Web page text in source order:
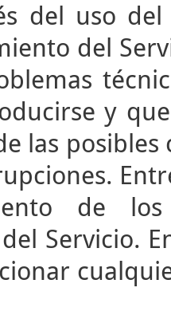
del uso
del
y
las
de
Servicio.